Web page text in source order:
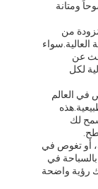
توفر وضوحاً ومتانة
مُزودة من
العالية.سواء
عن
لكل
في العالم
لك
أو تغوص في
في
رؤية واضحة